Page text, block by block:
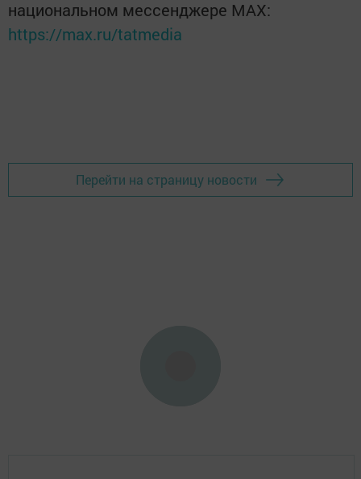
национальном мессенджере MАХ:
https://max.ru/tatmedia
Перейти на страницу новости